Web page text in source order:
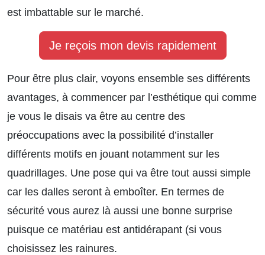
est imbattable sur le marché.
Je reçois mon devis rapidement
Pour être plus clair, voyons ensemble ses différents
avantages, à commencer par l’esthétique qui comme
je vous le disais va être au centre des
préoccupations avec la possibilité d’installer
différents motifs en jouant notamment sur les
quadrillages. Une pose qui va être tout aussi simple
car les dalles seront à emboîter. En termes de
sécurité vous aurez là aussi une bonne surprise
puisque ce matériau est antidérapant (si vous
choisissez les rainures.